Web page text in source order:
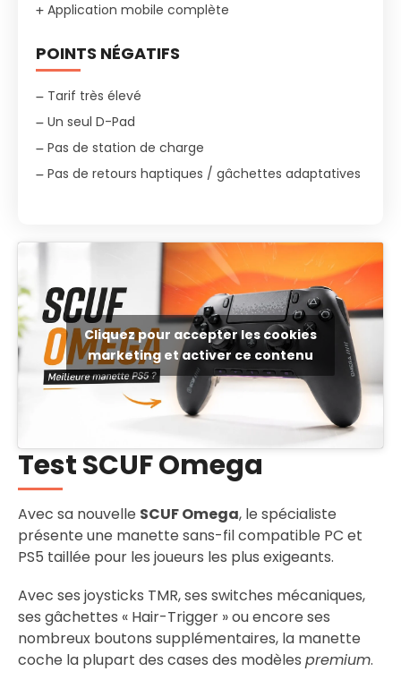
Application mobile complète
POINTS NÉGATIFS
Tarif très élevé
Un seul D-Pad
Pas de station de charge
Pas de retours haptiques / gâchettes adaptatives
Cliquez pour accepter les cookies
marketing et activer ce contenu
Test SCUF Omega
Avec sa nouvelle SCUF Omega, le spécialiste
présente une manette sans-fil compatible PC et
PS5 taillée pour les joueurs les plus exigeants.
Avec ses joysticks TMR, ses switches mécaniques,
ses gâchettes « Hair-Trigger » ou encore ses
nombreux boutons supplémentaires, la manette
coche la plupart des cases des modèles premium.